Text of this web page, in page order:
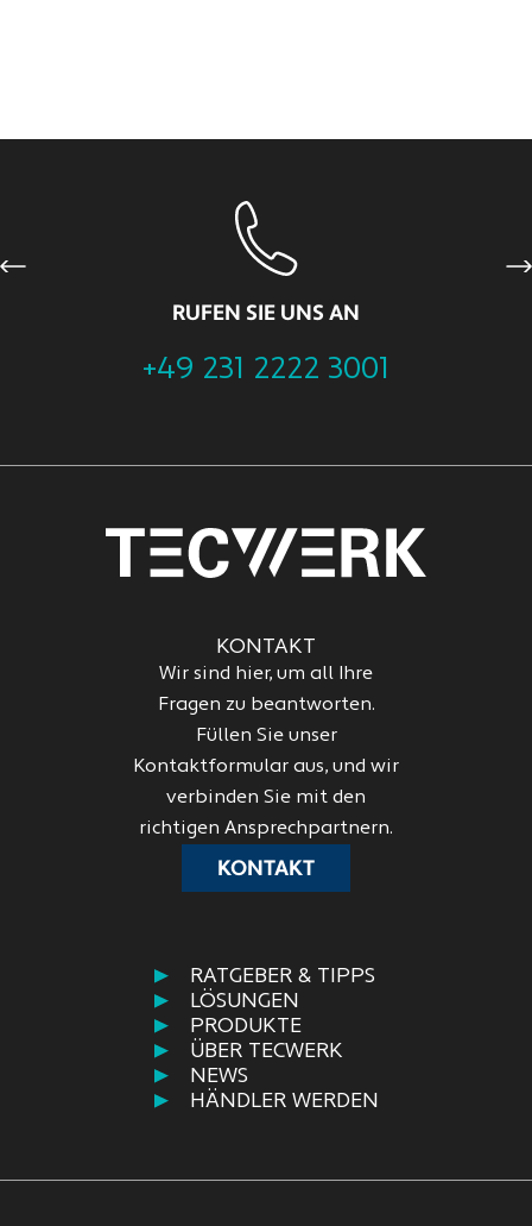
RUFEN SIE UNS AN
+49 231 2222 3001
Previous
RATGEBER & TIPPS
LÖSUNGEN
PRODUKTE
ÜBER TECWERK
NEWS
HÄNDLER WERDEN
KONTAKT
Wir sind hier, um all Ihre
Fragen zu beantworten.
Füllen Sie unser
Kontaktformular aus, und wir
verbinden Sie mit den
richtigen Ansprechpartnern.
KONTAKT